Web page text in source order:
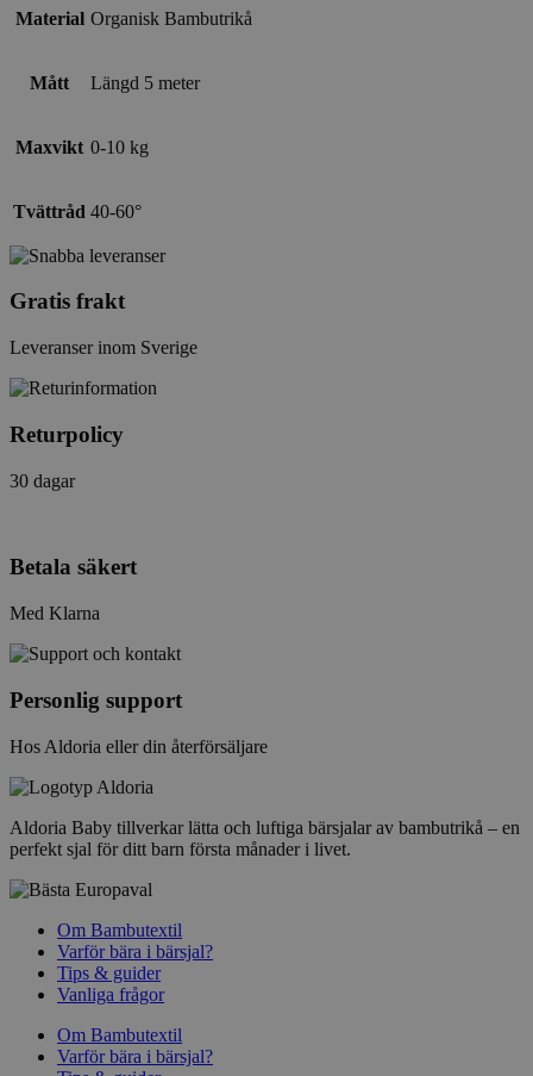
Material Organisk Bambutrikå
Mått Längd 5 meter
Maxvikt 0-10 kg
Tvättråd 40-60°
Gratis frakt
Leveranser inom Sverige
Returpolicy
30 dagar
Betala säkert
Med Klarna
Personlig support
Hos Aldoria eller din återförsäljare
Aldoria Baby tillverkar lätta och luftiga bärsjalar av bambutrikå – en
perfekt sjal för ditt barn första månader i livet.
Om Bambutextil
Varför bära i bärsjal?
Tips & guider
Vanliga frågor
Om Bambutextil
Varför bära i bärsjal?